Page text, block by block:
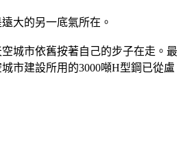
的另一底氣所在。
市依舊按著自己的步子在走。最
市建設所用的3000噸H型鋼已從盧